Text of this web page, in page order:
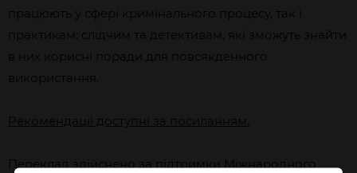
працюють у сфері кримінального процесу, так і
практикам: слідчим та детективам, які зможуть знайти
в них корисні поради для повсякденного
використання.
Рекомендації доступні за посиланням.
Переклад здійснено за підтримки Міжнародного